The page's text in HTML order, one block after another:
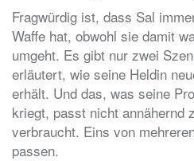
Fragwürdig ist, dass Sal
Waffe hat, obwohl sie damit
umgeht. Es gibt nur zwei
erläutert, wie seine Heldin
erhält. Und das, was seine
kriegt, passt nicht annähernd
verbraucht. Eins von
passen.